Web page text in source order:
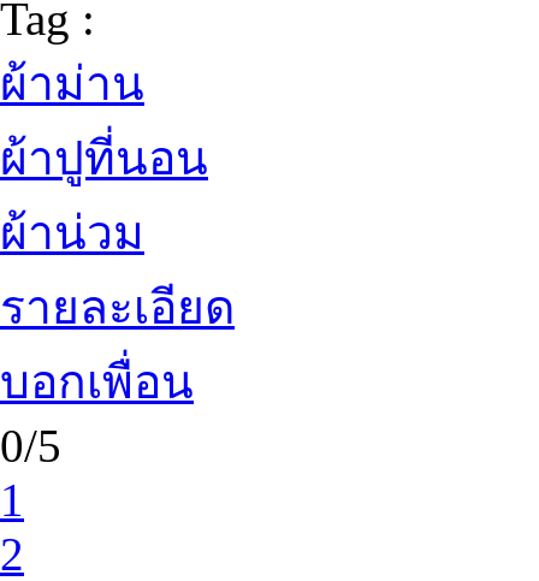
Tag :
ผ้าม่าน
ผ้าปูที่นอน
ผ้าน่วม
รายละเอียด
บอกเพื่อน
0/5
1
2